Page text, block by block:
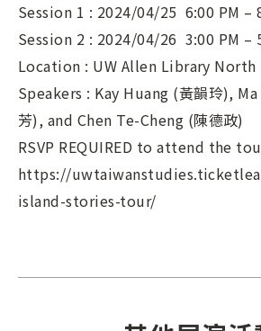
Session 1 : 2024/04/25 6:00 PM –
Session 2 : 2024/04/26 3:00 PM –
Location : UW Allen Library North
Speakers : Kay Huang (黃韻玲),
芳), and Chen Te-Cheng (陳德政)
RSVP REQUIRED to attend the
https://
island-stories-tour/